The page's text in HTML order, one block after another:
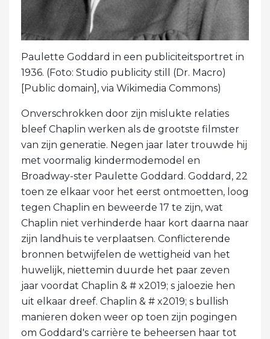
Paulette Goddard in een publiciteitsportret in
1936. (Foto: Studio publicity still (Dr. Macro)
[Public domain], via Wikimedia Commons)
Onverschrokken door zijn mislukte relaties
bleef Chaplin werken als de grootste filmster
van zijn generatie. Negen jaar later trouwde hij
met voormalig kindermodemodel en
Broadway-ster Paulette Goddard. Goddard, 22
toen ze elkaar voor het eerst ontmoetten, loog
tegen Chaplin en beweerde 17 te zijn, wat
Chaplin niet verhinderde haar kort daarna naar
zijn landhuis te verplaatsen. Conflicterende
bronnen betwijfelen de wettigheid van het
huwelijk, niettemin duurde het paar zeven
jaar voordat Chaplin & # x2019; s jaloezie hen
uit elkaar dreef. Chaplin & # x2019; s bullish
manieren doken weer op toen zijn pogingen
om Goddard's carrière te beheersen haar tot